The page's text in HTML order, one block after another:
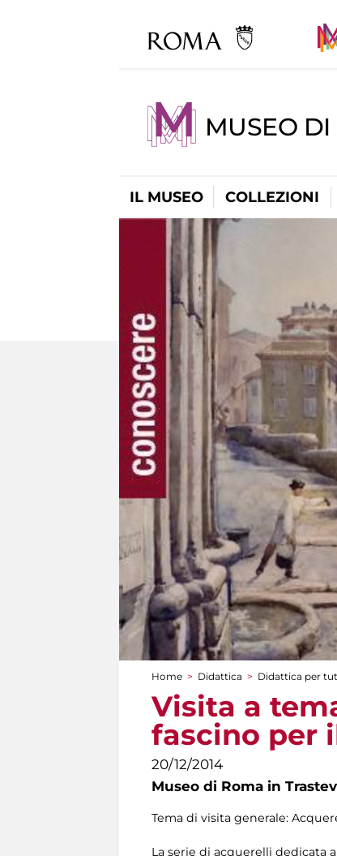
MUSEO
IL MUSEO COLLEZIONI
Tu sei qui
Home > Didattica > Didattica per
Visita a
fascino per
20/12/2014
Museo di Roma in
Tema di visita generale:
La serie di acquerelli dedicata